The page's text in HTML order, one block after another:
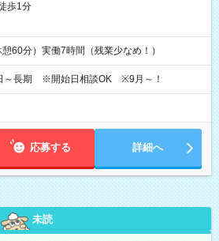
歩1分
60分）実働7時間（残業少なめ！）
～長期 ※開始日相談OK ※9月～！
応募する 詳細へ
未読